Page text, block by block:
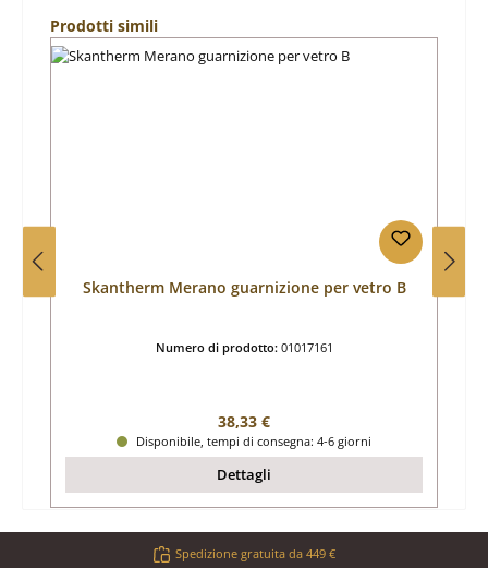
Salta la galleria dei prodotti
Prodotti simili
Skantherm Merano guarnizione per vetro B
Numero di prodotto: 01017161
Prezzo normale:
38,33 €
Disponibile, tempi di consegna: 4-6 giorni
Dettagli
Spedizione gratuita da 449 €